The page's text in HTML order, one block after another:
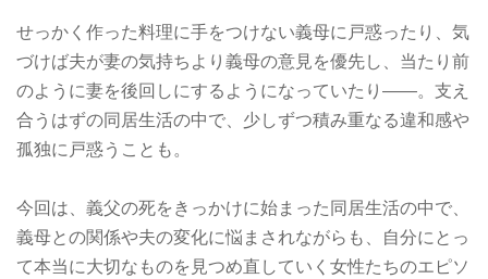
せっかく作った料理に手をつけない義母に戸惑ったり、気
づけば夫が妻の気持ちより義母の意見を優先し、当たり前
のように妻を後回しにするようになっていたり――。支え
合うはずの同居生活の中で、少しずつ積み重なる違和感や
孤独に戸惑うことも。
今回は、義父の死をきっかけに始まった同居生活の中で、
義母との関係や夫の変化に悩まされながらも、自分にとっ
て本当に大切なものを見つめ直していく女性たちのエピソ